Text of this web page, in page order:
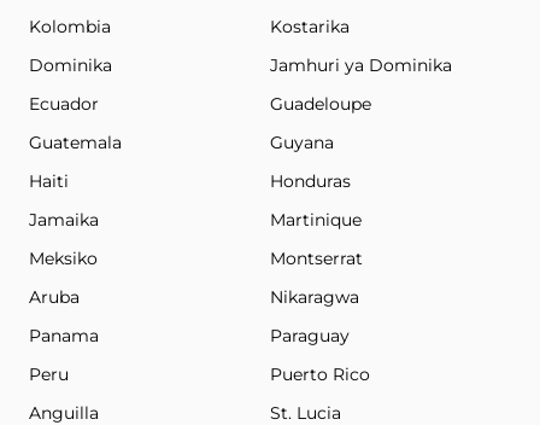
Kolombia
Kostarika
Dominika
Jamhuri ya Dominika
Ecuador
Guadeloupe
Guatemala
Guyana
Haiti
Honduras
Jamaika
Martinique
Meksiko
Montserrat
Aruba
Nikaragwa
Panama
Paraguay
Peru
Puerto Rico
Anguilla
St. Lucia